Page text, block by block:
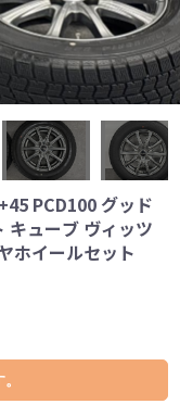
PCD100 グッド
キューブ ヴィッツ
ホイールセット